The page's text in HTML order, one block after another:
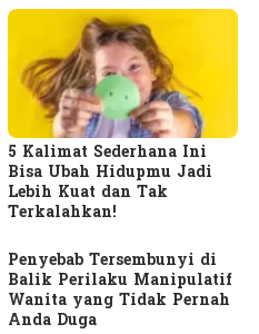
5 Kalimat Sederhana Ini
Bisa Ubah Hidupmu Jadi
Lebih Kuat dan Tak
Terkalahkan!
Penyebab Tersembunyi di
Balik Perilaku Manipulatif
Wanita yang Tidak Pernah
Anda Duga